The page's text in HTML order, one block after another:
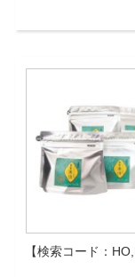
【検索コード：